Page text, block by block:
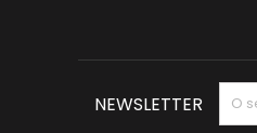
NEWSLETTER